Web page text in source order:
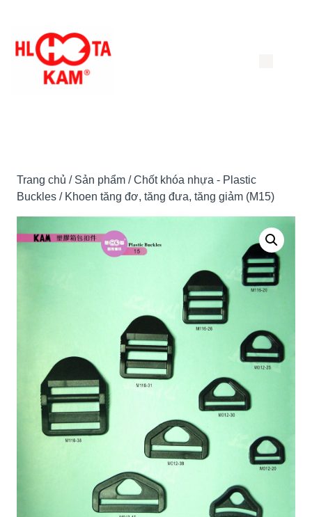
đến
Trang chủ / Sản phẩm /Chốt khóa nhựa - Plastic
Buckles / Khoen tăng đơ, tăng đưa, tăng giảm (M15)